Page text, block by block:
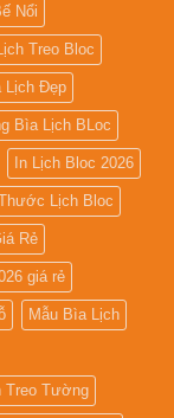
Nổi
Treo Bloc
Lịch Đẹp
Bìa Lịch BLoc
In Lịch Bloc 2026
Lịch Bloc
Rẻ
giá rẻ
Mẫu Bìa Lịch
Treo Tường